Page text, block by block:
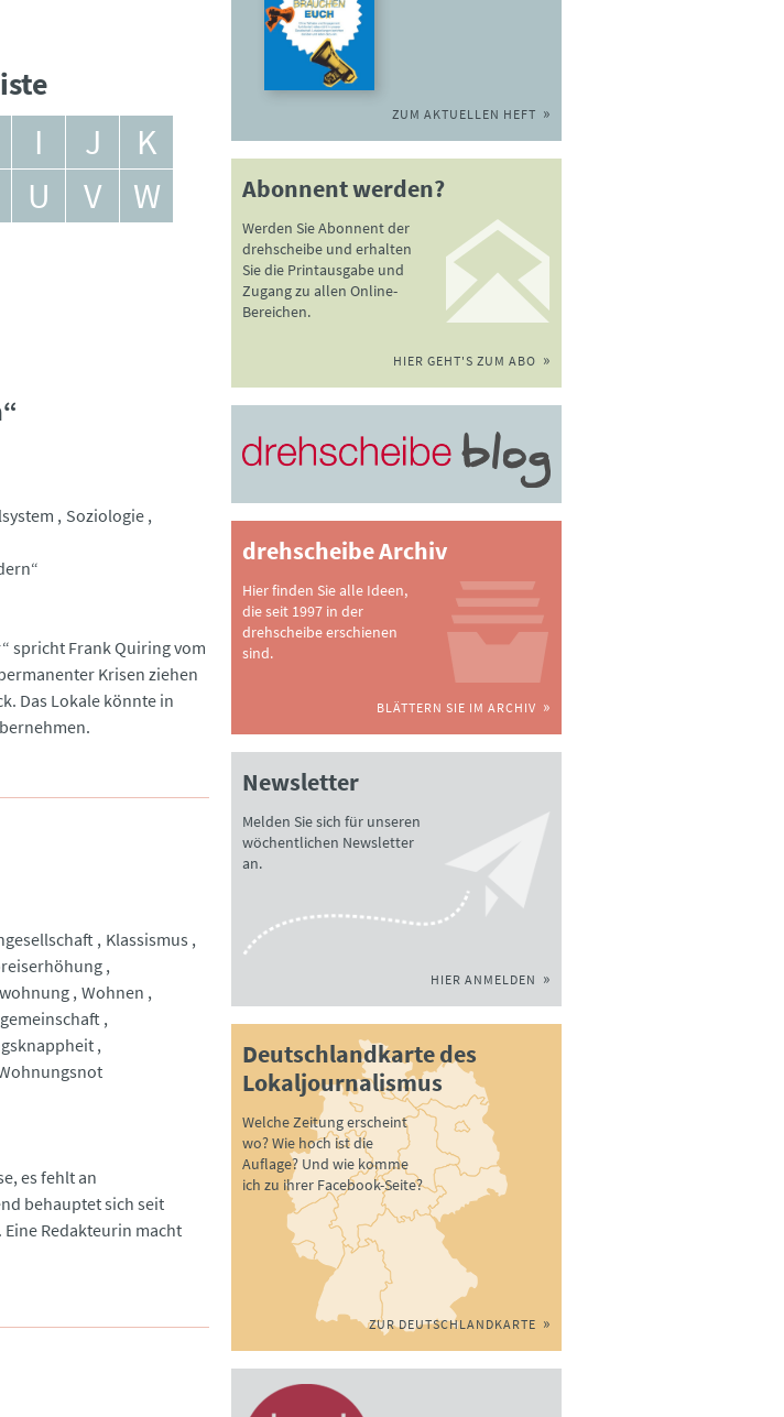
I J
K
U V
W
Soziologie
spricht Frank Quiring vom
Krisen ziehen
Das Lokale könnte in
Klassismus
Wohnen
es fehlt an
behauptet sich seit
Redakteurin macht
ZUM AKTUELLEN HEFT
Abonnent werden?
Werden Sie Abonnent der
drehscheibe und erhalten
Sie die Printausgabe und
Zugang zu allen Online-
Bereichen.
HIER GEHT'S ZUM ABO
drehscheibe Archiv
Hier finden Sie alle Ideen,
die seit 1997 in der
drehscheibe erschienen
sind.
BLÄTTERN SIE IM ARCHIV
Newsletter
Melden Sie sich für unseren
wöchentlichen Newsletter
an.
HIER ANMELDEN
Deutschlandkarte des
Lokaljournalismus
Welche Zeitung erscheint
wo? Wie hoch ist die
Auflage? Und wie komme
ich zu ihrer Facebook-Seite?
ZUR DEUTSCHLANDKARTE